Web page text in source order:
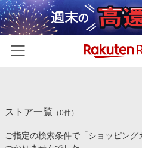
カテゴリー一覧
百貨店・総合ECモール
イベント一覧
ストア一覧 （0件）
ご指定の検索条件で「ショッピン